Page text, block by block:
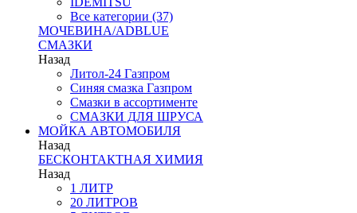
Все категории (37)
МОЧЕВИНА/ADBLUE
СМАЗКИ
Назад
Литол-24 Газпром
Синяя смазка Газпром
Смазки в ассортименте
СМАЗКИ ДЛЯ ШРУСА
МОЙКА АВТОМОБИЛЯ
Назад
БЕСКОНТАКТНАЯ ХИМИЯ
Назад
1 ЛИТР
20 ЛИТРОВ